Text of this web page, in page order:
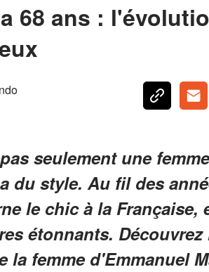
68 ans :
seulement une
du style. Au fil des
le chic à la Française,
étonnants.
la femme d'Emmanuel